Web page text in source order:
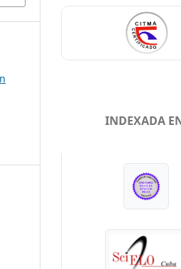
INDEXADA